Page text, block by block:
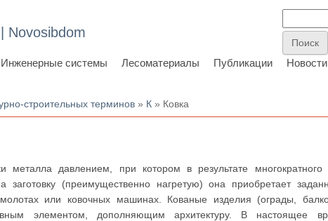
Novosibdom
Инженерные системы Лесоматериалы Публикации Новости
строительных терминов » К » Ковка
металла давлением, при котором в результате многократного
заготовку (преимущественно нагретую) она приобретает
или ковочных машинах. Кованые изделия (ограды,
элементом, дополняющим архитектуру. В настоящее